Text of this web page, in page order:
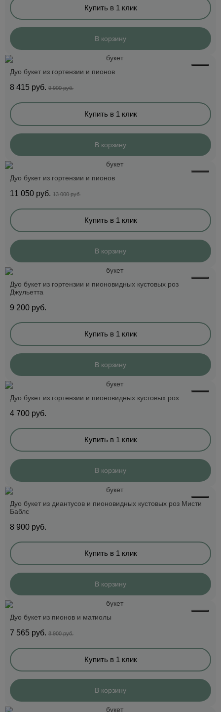
Купить в 1 клик
В корзину
Дуо букет из гортензии и пионов
8 415 руб. 9 900 руб.
Купить в 1 клик
В корзину
Дуо букет из гортензии и пионов
11 050 руб. 13 000 руб.
Купить в 1 клик
В корзину
Дуо букет из гортензии и пионовидных кустовых роз
Джульетта
9 200 руб.
Купить в 1 клик
В корзину
Дуо букет из гортензии и пионовидных кустовых роз
4 700 руб.
Купить в 1 клик
В корзину
Дуо букет из диантусов и пионовидных кустовых роз Мисти
Баблс
8 900 руб.
Купить в 1 клик
В корзину
Дуо букет из пионов и матиолы
7 565 руб. 8 900 руб.
Купить в 1 клик
В корзину